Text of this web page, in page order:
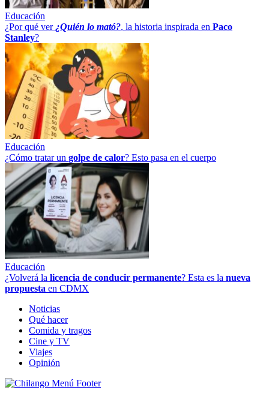
Educación
¿Por qué ver ¿Quién lo mató?, la historia inspirada en Paco
Stanley?
Educación
¿Cómo tratar un golpe de calor? Esto pasa en el cuerpo
Educación
¿Volverá la licencia de conducir permanente? Esta es la nueva
propuesta en CDMX
Noticias
Qué hacer
Comida y tragos
Cine y TV
Viajes
Opinión